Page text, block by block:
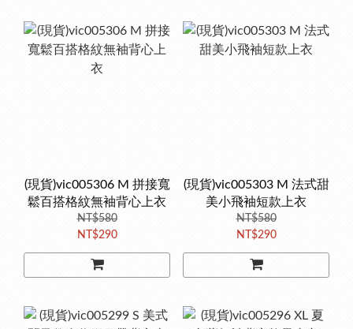
(現貨)vic005306 M 拼接寬
鬆百搭格紋無袖背心上衣
NT$580
NT$290
(現貨)vic005303 M 法式甜
美小飛袖短款上衣
NT$580
NT$290